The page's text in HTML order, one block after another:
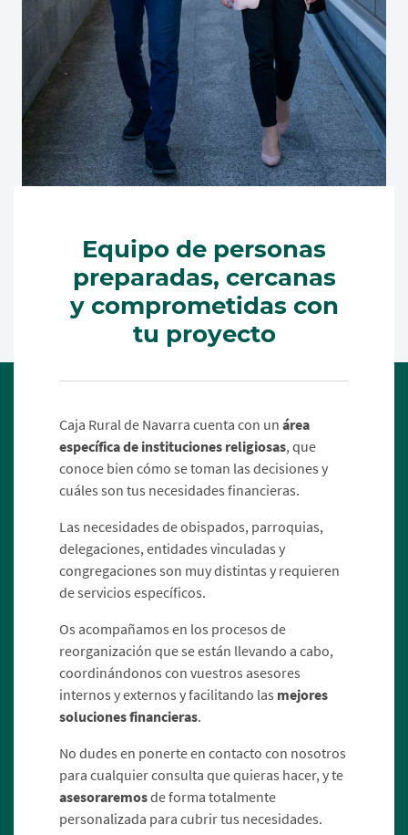
Equipo de personas
preparadas, cercanas
y comprometidas con
tu proyecto
Caja Rural de Navarra cuenta con un área
específica de instituciones religiosas, que
conoce bien cómo se toman las decisiones y
cuáles son tus necesidades financieras.
Las necesidades de obispados, parroquias,
delegaciones, entidades vinculadas y
congregaciones son muy distintas y requieren
de servicios específicos.
Os acompañamos en los procesos de
reorganización que se están llevando a cabo,
coordinándonos con vuestros asesores
internos y externos y facilitando las mejores
soluciones financieras.
No dudes en ponerte en contacto con nosotros
para cualquier consulta que quieras hacer, y te
asesoraremosde forma totalmente
personalizada para cubrir tus necesidades.